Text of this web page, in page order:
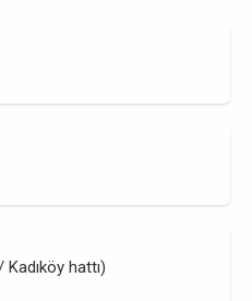
hattı)